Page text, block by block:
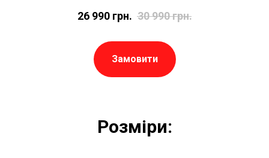
26 990 грн. 30 990грн.
Замовити
Розміри: